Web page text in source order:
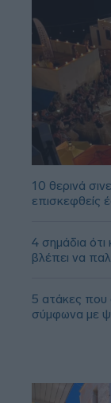
10 θερινά
επισκεφθείς
4 σημάδια
βλέπει να
5 ατάκες που
σύμφωνα με